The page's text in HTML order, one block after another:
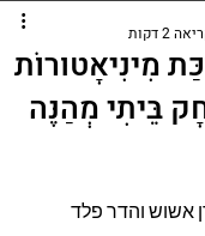
מִינִיאָטוּרוֹת
בֵּיתִי מְהַנֶּה
2 דקות
אשוש והדר פלד